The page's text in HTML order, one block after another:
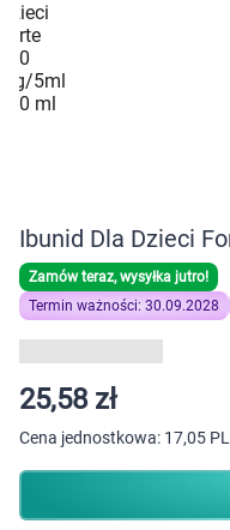
Dom i ogród
Zdrowie
Higiena
Mężczyzna
Zdrowy styl życia
Zabawki
Ibunid Dla Dzieci
Zamów teraz, wysyłka jutro!
Termin ważności: 30.09.2028
25,58 zł
Cena jednostkowa: 17,05